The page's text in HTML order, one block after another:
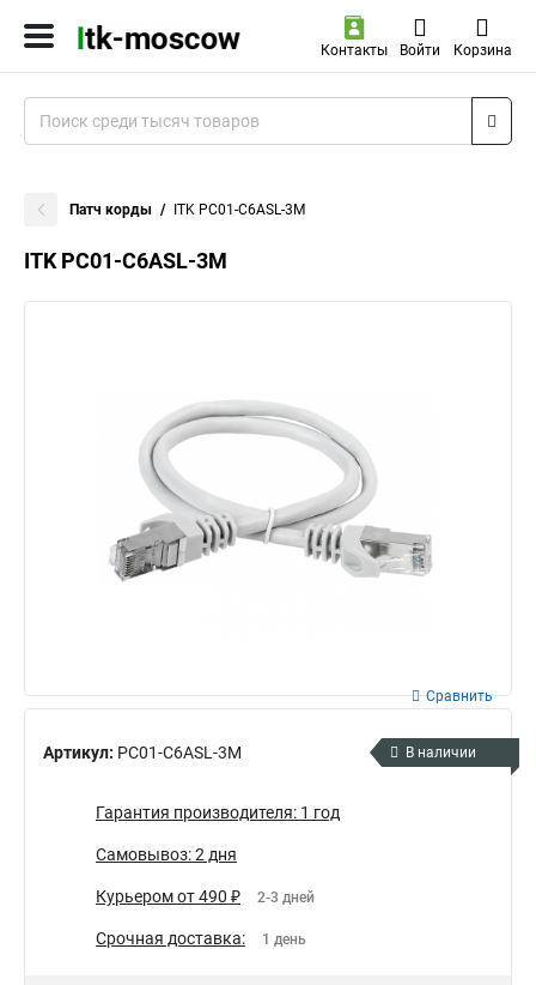
Контакты Войти Корзина
Патч корды ITK PC01-C6ASL-3M
ITK PC01-C6ASL-3M
Артикул: PC01-C6ASL-3M
Сравнить
В наличии
Гарантия производителя: 1 год
Самовывоз: 2 дня
Курьером от 490 ₽ 2-3 дней
Срочная доставка: 1 день